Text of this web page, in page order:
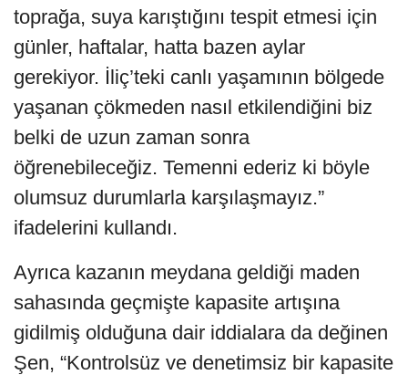
toprağa, suya karıştığını tespit etmesi için
günler, haftalar, hatta bazen aylar
gerekiyor. İliç’teki canlı yaşamının bölgede
yaşanan çökmeden nasıl etkilendiğini biz
belki de uzun zaman sonra
öğrenebileceğiz. Temenni ederiz ki böyle
olumsuz durumlarla karşılaşmayız.”
ifadelerini kullandı.
Ayrıca kazanın meydana geldiği maden
sahasında geçmişte kapasite artışına
gidilmiş olduğuna dair iddialara da değinen
Şen, “Kontrolsüz ve denetimsiz bir kapasite